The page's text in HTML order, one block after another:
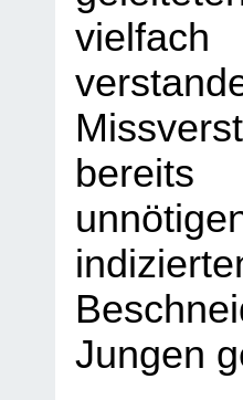
Jungen